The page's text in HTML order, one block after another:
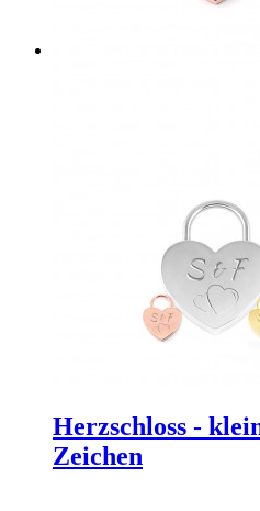
Herzschloss -
Zeichen